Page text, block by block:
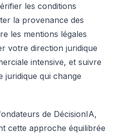
les conditions
la provenance des
les mentions légales
votre direction juridique
intensive, et suivre
juridique qui change
de DécisionIA,
cette approche équilibrée